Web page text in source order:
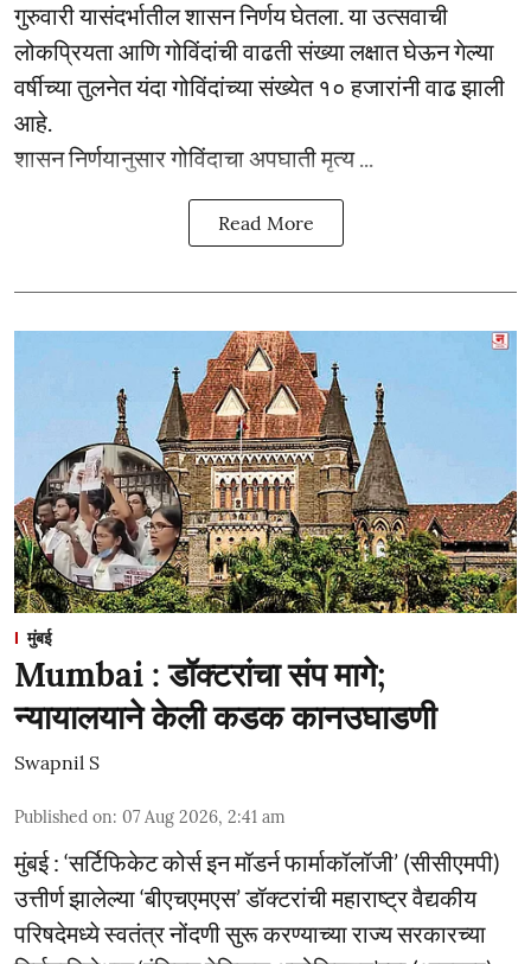
गुरुवारी यासंदर्भातील शासन निर्णय घेतला. या उत्सवाची
लोकप्रियता आणि गोविंदांची वाढती संख्या लक्षात घेऊन गेल्या
वर्षीच्या तुलनेत यंदा गोविंदांच्या संख्येत १० हजारांनी वाढ झाली
आहे.
शासन निर्णयानुसार गोविंदाचा अपघाती मृत्य ...
Read More
मुंबई
Mumbai : डॉक्टरांचा संप मागे;
न्यायालयाने केली कडक कानउघाडणी
Swapnil S
Published on: 07 Aug 2026, 2:41 am
मुंबई : ‘सर्टिफिकेट कोर्स इन मॉडर्न फार्माकॉलॉजी’ (सीसीएमपी)
उत्तीर्ण झालेल्या ‘बीएचएमएस’ डॉक्टरांची महाराष्ट्र वैद्यकीय
परिषदेमध्ये स्वतंत्र नोंदणी सुरू करण्याच्या राज्य सरकारच्या